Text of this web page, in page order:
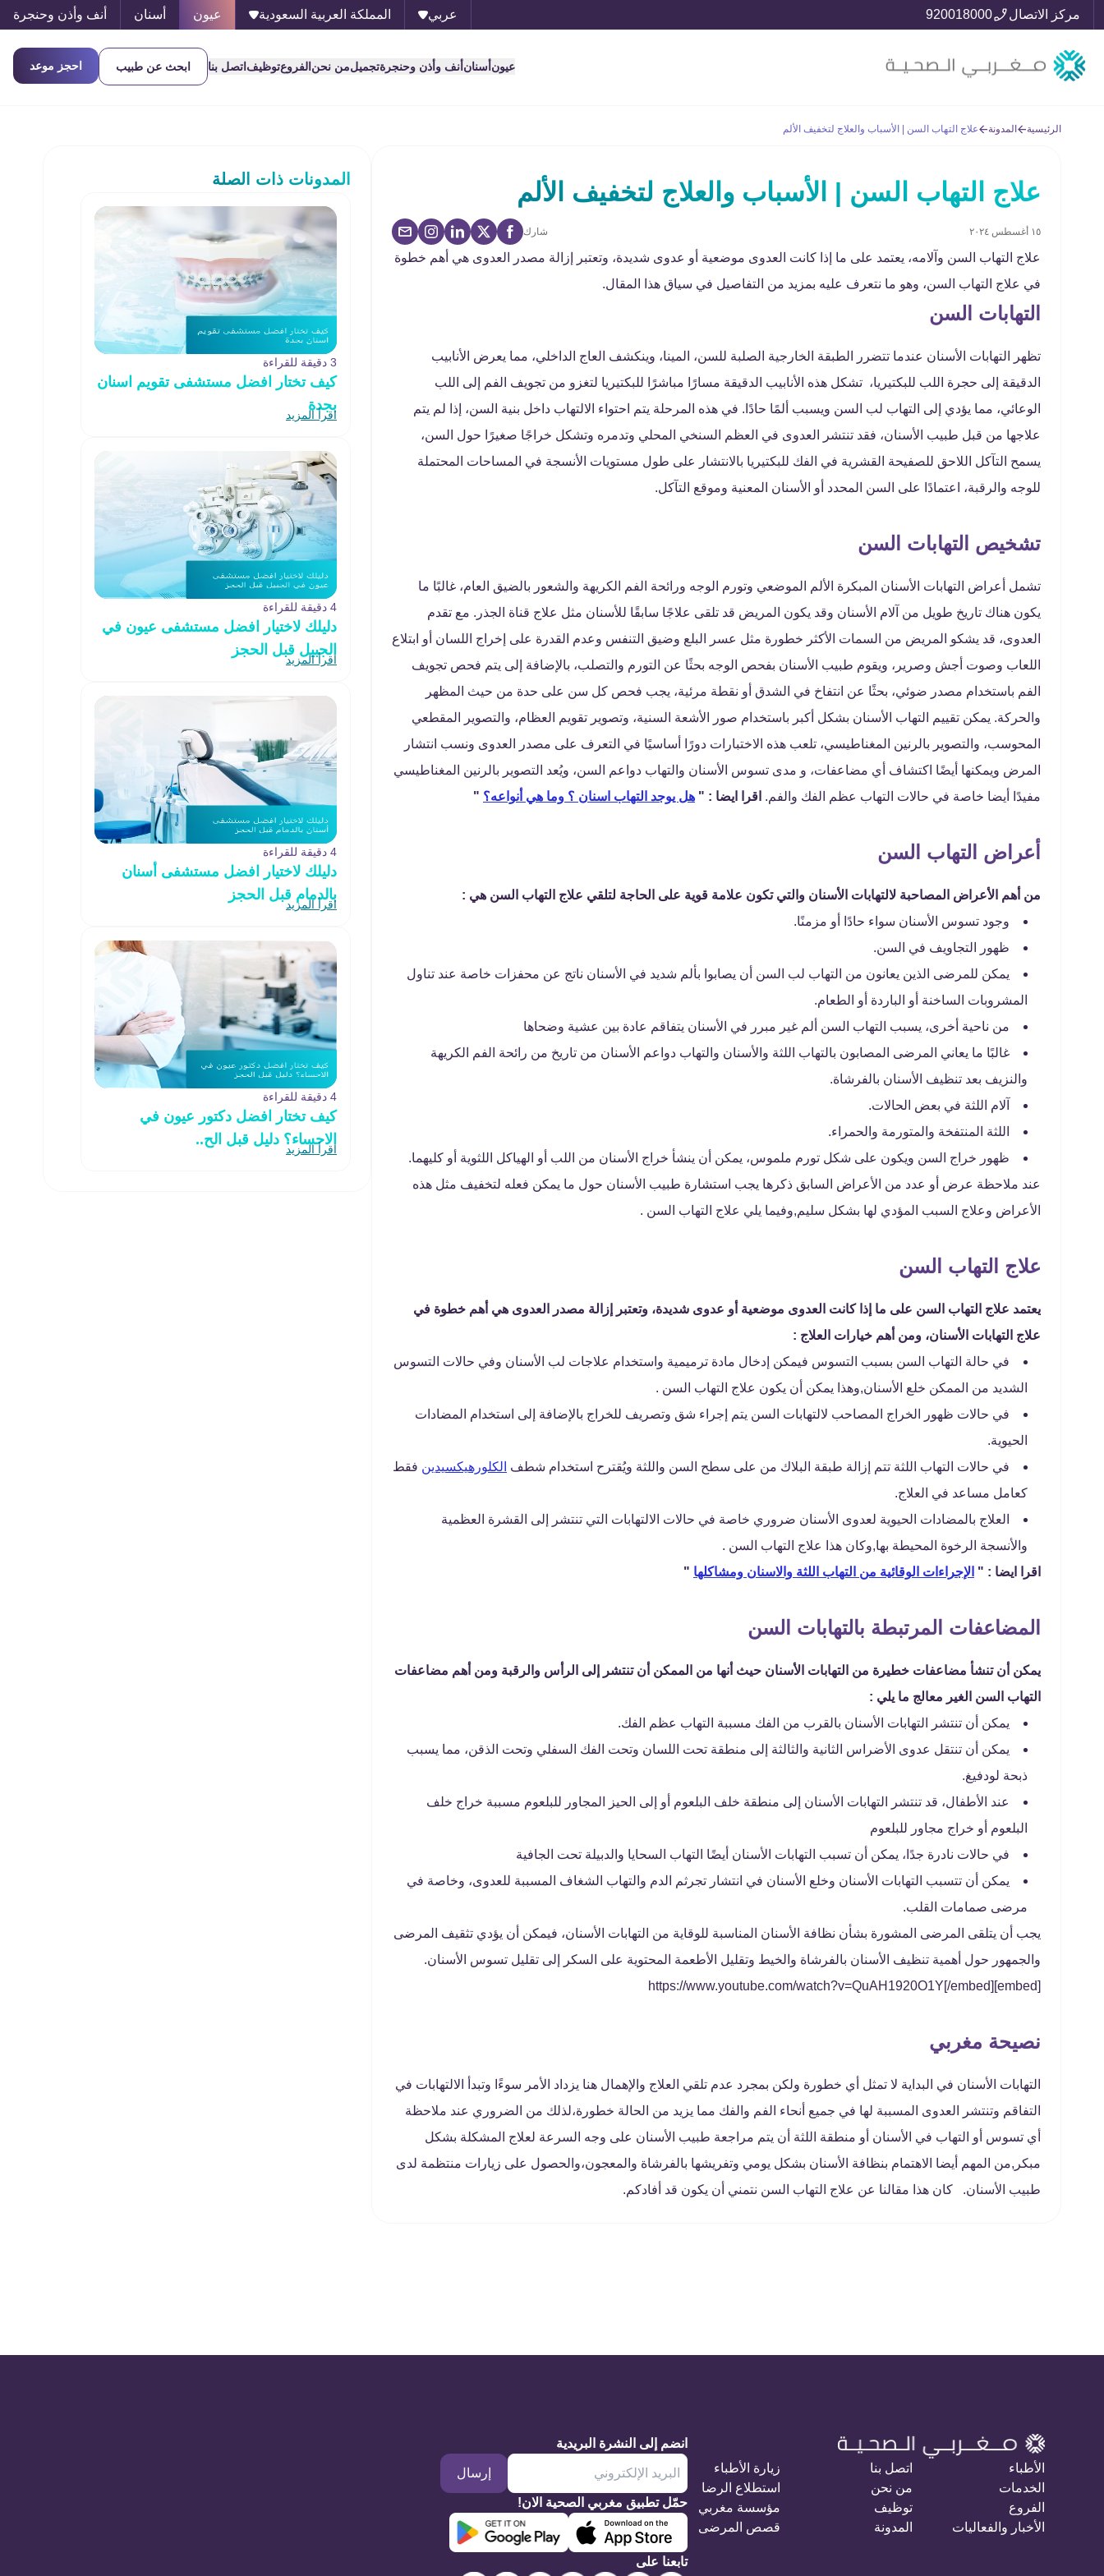
مركز الاتصال 920018000 عربي المملكة العربية السعودية عيون أسنان أنف وأذن وحنجرة
عيون أسنان أنف وأذن وحنجرةتجميلمن نحن الفروعتوظيف اتصل بنا ابحث عن طبيب احجز موعد
الرئيسية المدونة علاج التهاب السن | الأسباب والعلاج لتخفيف الألم
علاج التهاب السن | الأسباب والعلاج لتخفيف الألم
١٥ أغسطس ٢٠٢٤ شارك
علاج التهاب السن وآلامه، يعتمد على ما إذا كانت العدوى موضعية أو عدوى شديدة، وتعتبر إزالة مصدر العدوى هي أهم خطوة
في علاج التهاب السن، وهو ما نتعرف عليه بمزيد من التفاصيل في سياق هذا المقال.
التهابات السن
تظهر التهابات الأسنان عندما تتضرر الطبقة الخارجية الصلبة للسن، المينا، وينكشف العاج الداخلي، مما يعرض الأنابيب
الدقيقة إلى حجرة اللب للبكتيريا، تشكل هذه الأنابيب الدقيقة مسارًا مباشرًا للبكتيريا لتغزو من تجويف الفم إلى اللب
الوعائي، مما يؤدي إلى التهاب لب السن ويسبب ألمًا حادًا. في هذه المرحلة يتم احتواء الالتهاب داخل بنية السن، إذا لم يتم
علاجها من قبل طبيب الأسنان، فقد تنتشر العدوى في العظم السنخي المحلي وتدمره وتشكل خراجًا صغيرًا حول السن،
يسمح التآكل اللاحق للصفيحة القشرية في الفك للبكتيريا بالانتشار على طول مستويات الأنسجة في المساحات المحتملة
للوجه والرقبة، اعتمادًا على السن المحدد أو الأسنان المعنية وموقع التآكل.
تشخيص التهابات السن
تشمل أعراض التهابات الأسنان المبكرة الألم الموضعي وتورم الوجه ورائحة الفم الكريهة والشعور بالضيق العام، غالبًا ما
يكون هناك تاريخ طويل من آلام الأسنان وقد يكون المريض قد تلقى علاجًا سابقًا للأسنان مثل علاج قناة الجذر. مع تقدم
العدوى، قد يشكو المريض من السمات الأكثر خطورة مثل عسر البلع وضيق التنفس وعدم القدرة على إخراج اللسان أو ابتلاع
اللعاب وصوت أجش وصرير، ويقوم طبيب الأسنان بفحص الوجه بحثًا عن التورم والتصلب، بالإضافة إلى يتم فحص تجويف
الفم باستخدام مصدر ضوئي، بحثًا عن انتفاخ في الشدق أو نقطة مرئية، يجب فحص كل سن على حدة من حيث المظهر
والحركة. يمكن تقييم التهاب الأسنان بشكل أكبر باستخدام صور الأشعة السنية، وتصوير تقويم العظام، والتصوير المقطعي
المحوسب، والتصوير بالرنين المغناطيسي، تلعب هذه الاختبارات دورًا أساسيًا في التعرف على مصدر العدوى ونسب انتشار
المرض ويمكنها أيضًا اكتشاف أي مضاعفات، و مدى تسوس الأسنان والتهاب دواعم السن، ويُعد التصوير بالرنين المغناطيسي
مفيدًا أيضا خاصة في حالات التهاب عظم الفك والفم. اقرا ايضا : " هل يوجد التهاب اسنان ؟ وما هي أنواعه؟ "
أعراض التهاب السن
من أهم الأعراض المصاحبة لالتهابات الأسنان والتي تكون علامة قوية على الحاجة لتلقي علاج التهاب السن هي :
وجود تسوس الأسنان سواء حادًا أو مزمنًا.
ظهور التجاويف في السن.
يمكن للمرضى الذين يعانون من التهاب لب السن أن يصابوا بألم شديد في الأسنان ناتج عن محفزات خاصة عند تناول
المشروبات الساخنة أو الباردة أو الطعام.
من ناحية أخرى، يسبب التهاب السن ألم غير مبرر في الأسنان يتفاقم عادة بين عشية وضحاها
غالبًا ما يعاني المرضى المصابون بالتهاب اللثة والأسنان والتهاب دواعم الأسنان من تاريخ من رائحة الفم الكريهة
والنزيف بعد تنظيف الأسنان بالفرشاة.
آلام اللثة في بعض الحالات.
اللثة المنتفخة والمتورمة والحمراء.
ظهور خراج السن ويكون على شكل تورم ملموس، يمكن أن ينشأ خراج الأسنان من اللب أو الهياكل اللثوية أو كليهما.
عند ملاحظة عرض أو عدد من الأعراض السابق ذكرها يجب استشارة طبيب الأسنان حول ما يمكن فعله لتخفيف مثل هذه
الأعراض وعلاج السبب المؤدي لها بشكل سليم,وفيما يلي علاج التهاب السن .
علاج التهاب السن
يعتمد علاج التهاب السن على ما إذا كانت العدوى موضعية أو عدوى شديدة، وتعتبر إزالة مصدر العدوى هي أهم خطوة في
علاج التهابات الأسنان، ومن أهم خيارات العلاج :
في حالة التهاب السن بسبب التسوس فيمكن إدخال مادة ترميمية واستخدام علاجات لب الأسنان وفي حالات التسوس
الشديد من الممكن خلع الأسنان,وهذا يمكن أن يكون علاج التهاب السن .
في حالات ظهور الخراج المصاحب لالتهابات السن يتم إجراء شق وتصريف للخراج بالإضافة إلى استخدام المضادات
الحيوية.
في حالات التهاب اللثة تتم إزالة طبقة البلاك من على سطح السن واللثة ويُقترح استخدام شطف الكلورهيكسيدين فقط
كعامل مساعد في العلاج.
العلاج بالمضادات الحيوية لعدوى الأسنان ضروري خاصة في حالات الالتهابات التي تنتشر إلى القشرة العظمية
والأنسجة الرخوة المحيطة بها,وكان هذا علاج التهاب السن .
اقرا ايضا : " الإجراءات الوقائية من التهاب اللثة والاسنان ومشاكلها "
المضاعفات المرتبطة بالتهابات السن
يمكن أن تنشأ مضاعفات خطيرة من التهابات الأسنان حيث أنها من الممكن أن تنتشر إلى الرأس والرقبة ومن أهم مضاعفات
التهاب السن الغير معالج ما يلي :
يمكن أن تنتشر التهابات الأسنان بالقرب من الفك مسببة التهاب عظم الفك.
يمكن أن تنتقل عدوى الأضراس الثانية والثالثة إلى منطقة تحت اللسان وتحت الفك السفلي وتحت الذقن، مما يسبب
ذبحة لودفيغ.
عند الأطفال، قد تنتشر التهابات الأسنان إلى منطقة خلف البلعوم أو إلى الحيز المجاور للبلعوم مسببة خراج خلف
البلعوم أو خراج مجاور للبلعوم
في حالات نادرة جدًا، يمكن أن تسبب التهابات الأسنان أيضًا التهاب السحايا والدبيلة تحت الجافية
يمكن أن تتسبب التهابات الأسنان وخلع الأسنان في انتشار تجرثم الدم والتهاب الشغاف المسببة للعدوى، وخاصة في
مرضى صمامات القلب.
يجب أن يتلقى المرضى المشورة بشأن نظافة الأسنان المناسبة للوقاية من التهابات الأسنان، فيمكن أن يؤدي تثقيف المرضى
والجمهور حول أهمية تنظيف الأسنان بالفرشاة والخيط وتقليل الأطعمة المحتوية على السكر إلى تقليل تسوس الأسنان.
[embed]https://www.youtube.com/watch?v=QuAH1920O1Y[/embed]
نصيحة مغربي
التهابات الأسنان في البداية لا تمثل أي خطورة ولكن بمجرد عدم تلقي العلاج والإهمال هنا يزداد الأمر سوءًا وتبدأ الالتهابات في
التفاقم وتنتشر العدوى المسببة لها في جميع أنحاء الفم والفك مما يزيد من الحالة خطورة،لذلك من الضروري عند ملاحظة
أي تسوس أو التهاب في الأسنان أو منطقة اللثة أن يتم مراجعة طبيب الأسنان على وجه السرعة لعلاج المشكلة بشكل
مبكر,من المهم أيضا الاهتمام بنظافة الأسنان بشكل يومي وتفريشها بالفرشاة والمعجون،والحصول على زيارات منتظمة لدى
طبيب الأسنان. كان هذا مقالنا عن علاج التهاب السن نتمني أن يكون قد أفادكم.
المدونات ذات الصلة
3 دقيقة للقراءة
كيف تختار افضل مستشفى تقويم اسنان
بجدة
اقرأ المزيد
4 دقيقة للقراءة
دليلك لاختيار افضل مستشفى عيون في
الجبيل قبل الحجز
اقرأ المزيد
4 دقيقة للقراءة
دليلك لاختيار افضل مستشفى أسنان
بالدمام قبل الحجز
اقرأ المزيد
4 دقيقة للقراءة
كيف تختار افضل دكتور عيون في
الاحساء؟ دليل قبل الح..
اقرأ المزيد
الأطباء
الخدمات
الفروع
الأخبار والفعاليات
اتصل بنا
من نحن
توظيف
المدونة
زيارة الأطباء
استطلاع الرضا
مؤسسة مغربي
قصص المرضى
انضم إلى النشرة البريدية
إرسال
حمّل تطبيق مغربي الصحية الان!
تابعنا على